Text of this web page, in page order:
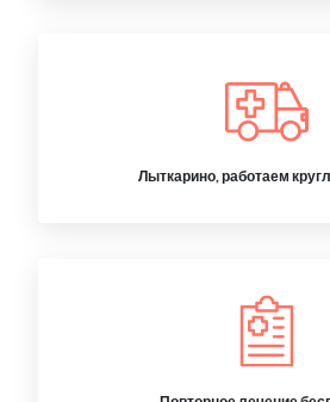
Лыткарино, работаем